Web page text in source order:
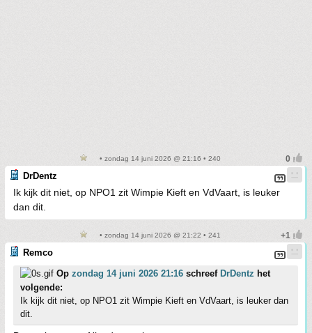
• zondag 14 juni 2026 @ 21:16 • 240
DrDentz
Ik kijk dit niet, op NPO1 zit Wimpie Kieft en VdVaart, is leuker
dan dit.
• zondag 14 juni 2026 @ 21:22 • 241
Remco
Op zondag 14 juni 2026 21:16 schreef DrDentz het
volgende:
Ik kijk dit niet, op NPO1 zit Wimpie Kieft en VdVaart, is leuker dan
dit.